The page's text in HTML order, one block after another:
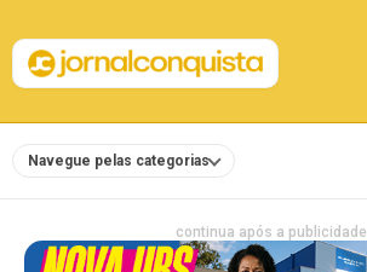
Navegue pelas categorias
continua após a publicidade